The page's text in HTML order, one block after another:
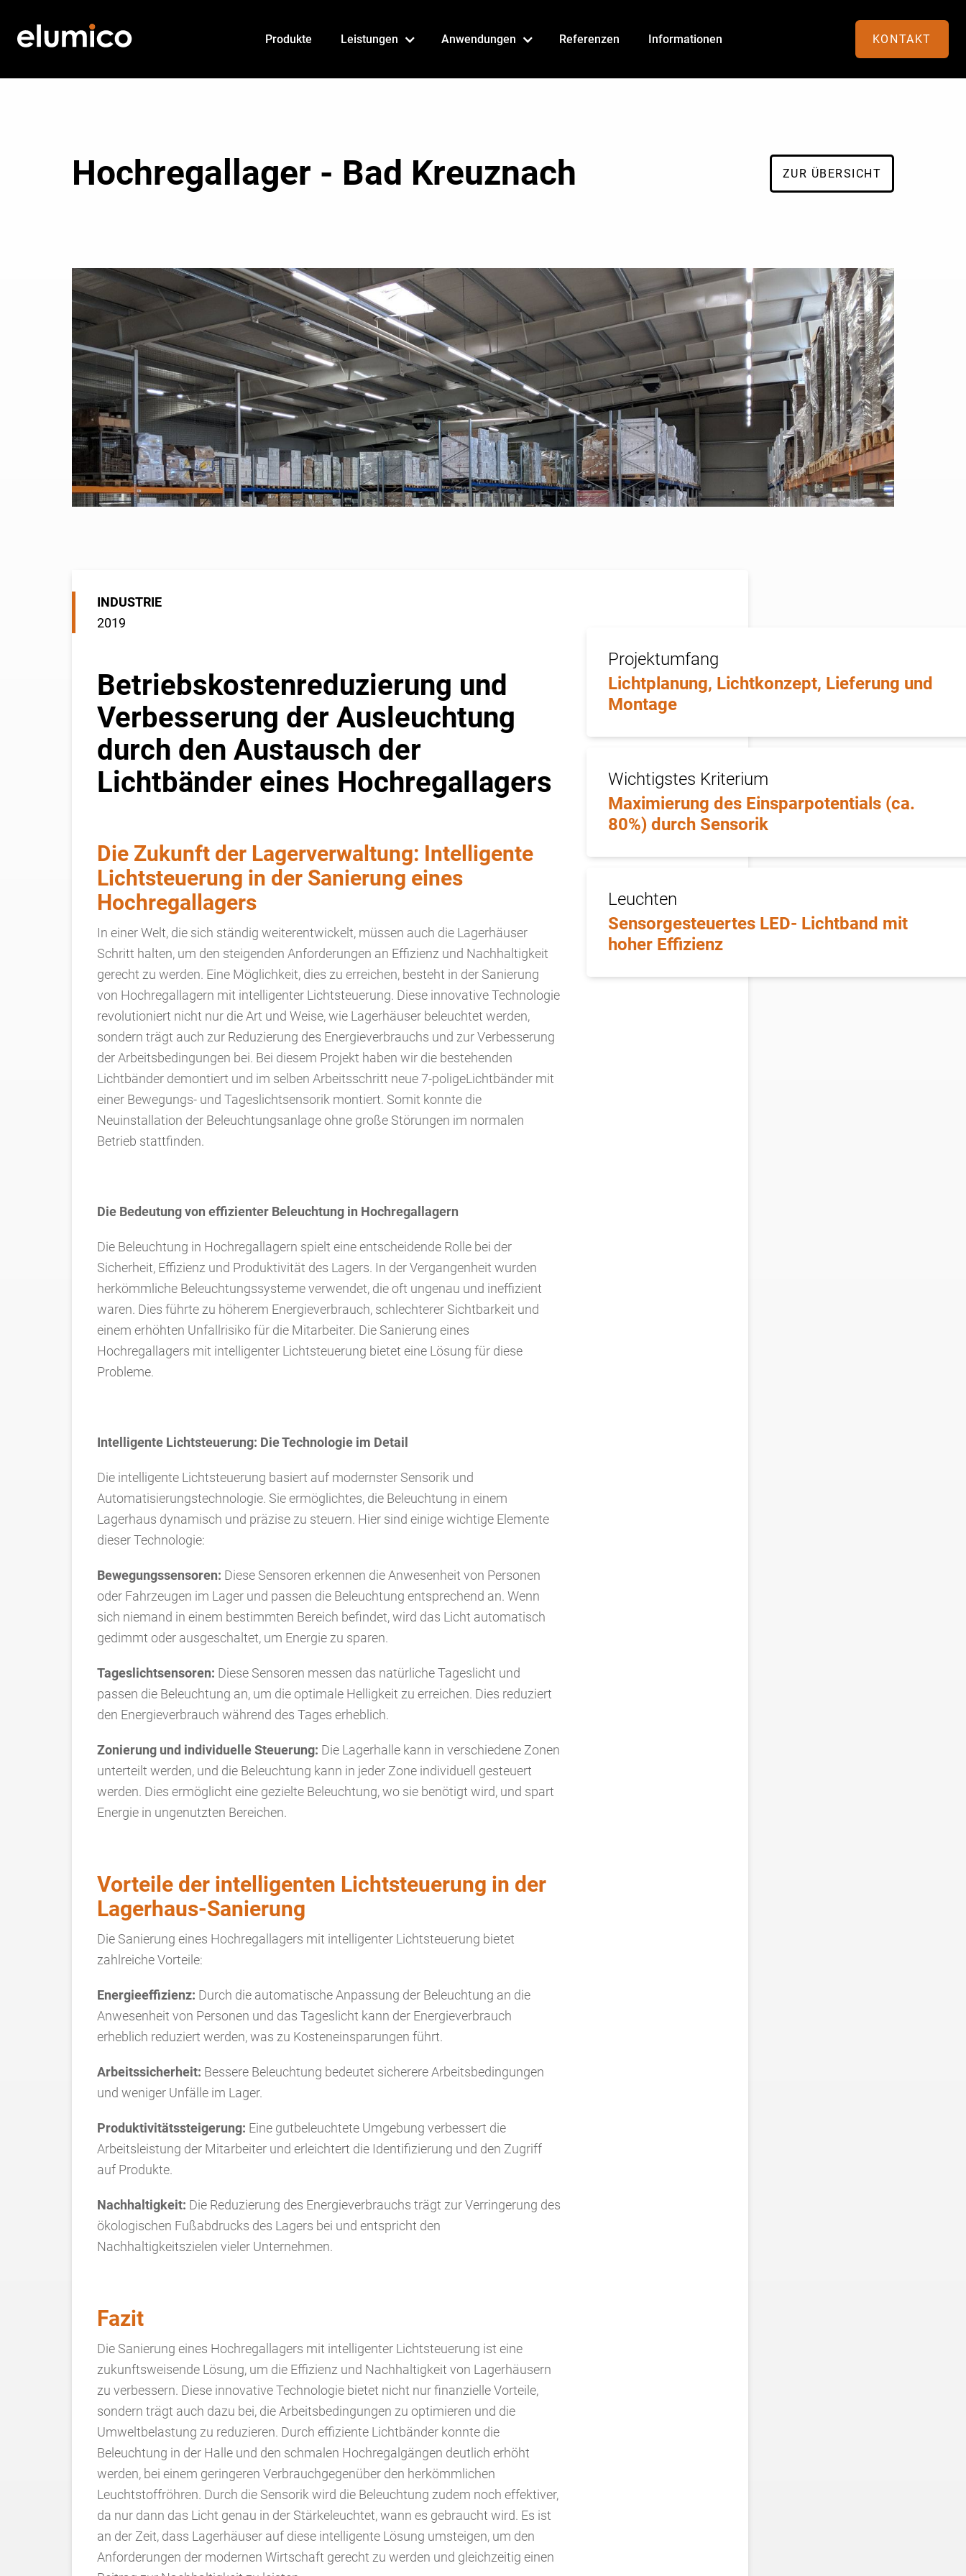
Produkte Leistungen Anwendungen Referenzen Informationen KONTAKT
ZUR ÜBERSICHT
Hochregallager - Bad Kreuznach
INDUSTRIE
2019
Betriebskostenreduzierung und
Verbesserung der Ausleuchtung
durch den Austausch der
Lichtbänder eines Hochregallagers
Die Zukunft der Lagerverwaltung: Intelligente
Lichtsteuerung in der Sanierung eines
Hochregallagers
In einer Welt, die sich ständig weiterentwickelt, müssen auch die Lagerhäuser
Schritt halten, um den steigenden Anforderungen an Effizienz und Nachhaltigkeit
gerecht zu werden. Eine Möglichkeit, dies zu erreichen, besteht in der Sanierung
von Hochregallagern mit intelligenter Lichtsteuerung. Diese innovative Technologie
revolutioniert nicht nur die Art und Weise, wie Lagerhäuser beleuchtet werden,
sondern trägt auch zur Reduzierung des Energieverbrauchs und zur Verbesserung
der Arbeitsbedingungen bei. Bei diesem Projekt haben wir die bestehenden
Lichtbänder demontiert und im selben Arbeitsschritt neue 7-poligeLichtbänder mit
einer Bewegungs- und Tageslichtsensorik montiert. Somit konnte die
Neuinstallation der Beleuchtungsanlage ohne große Störungen im normalen
Betrieb stattfinden.
Die Bedeutung von effizienter Beleuchtung in Hochregallagern
Die Beleuchtung in Hochregallagern spielt eine entscheidende Rolle bei der
Sicherheit, Effizienz und Produktivität des Lagers. In der Vergangenheit wurden
herkömmliche Beleuchtungssysteme verwendet, die oft ungenau und ineffizient
waren. Dies führte zu höherem Energieverbrauch, schlechterer Sichtbarkeit und
einem erhöhten Unfallrisiko für die Mitarbeiter. Die Sanierung eines
Hochregallagers mit intelligenter Lichtsteuerung bietet eine Lösung für diese
Probleme.
Intelligente Lichtsteuerung: Die Technologie im Detail
Die intelligente Lichtsteuerung basiert auf modernster Sensorik und
Automatisierungstechnologie. Sie ermöglichtes, die Beleuchtung in einem
Lagerhaus dynamisch und präzise zu steuern. Hier sind einige wichtige Elemente
dieser Technologie:
Bewegungssensoren: Diese Sensoren erkennen die Anwesenheit von Personen
oder Fahrzeugen im Lager und passen die Beleuchtung entsprechend an. Wenn
sich niemand in einem bestimmten Bereich befindet, wird das Licht automatisch
gedimmt oder ausgeschaltet, um Energie zu sparen.
Tageslichtsensoren: Diese Sensoren messen das natürliche Tageslicht und
passen die Beleuchtung an, um die optimale Helligkeit zu erreichen. Dies reduziert
den Energieverbrauch während des Tages erheblich.
Zonierung und individuelle Steuerung: Die Lagerhalle kann in verschiedene Zonen
unterteilt werden, und die Beleuchtung kann in jeder Zone individuell gesteuert
werden. Dies ermöglicht eine gezielte Beleuchtung, wo sie benötigt wird, und spart
Energie in ungenutzten Bereichen.
Vorteile der intelligenten Lichtsteuerung in der
Lagerhaus-Sanierung
Die Sanierung eines Hochregallagers mit intelligenter Lichtsteuerung bietet
zahlreiche Vorteile:
Energieeffizienz: Durch die automatische Anpassung der Beleuchtung an die
Anwesenheit von Personen und das Tageslicht kann der Energieverbrauch
erheblich reduziert werden, was zu Kosteneinsparungen führt.
Arbeitssicherheit: Bessere Beleuchtung bedeutet sicherere Arbeitsbedingungen
und weniger Unfälle im Lager.
Produktivitätssteigerung: Eine gutbeleuchtete Umgebung verbessert die
Arbeitsleistung der Mitarbeiter und erleichtert die Identifizierung und den Zugriff
auf Produkte.
Nachhaltigkeit: Die Reduzierung des Energieverbrauchs trägt zur Verringerung des
ökologischen Fußabdrucks des Lagers bei und entspricht den
Nachhaltigkeitszielen vieler Unternehmen.
Fazit
Die Sanierung eines Hochregallagers mit intelligenter Lichtsteuerung ist eine
zukunftsweisende Lösung, um die Effizienz und Nachhaltigkeit von Lagerhäusern
zu verbessern. Diese innovative Technologie bietet nicht nur finanzielle Vorteile,
sondern trägt auch dazu bei, die Arbeitsbedingungen zu optimieren und die
Umweltbelastung zu reduzieren. Durch effiziente Lichtbänder konnte die
Beleuchtung in der Halle und den schmalen Hochregalgängen deutlich erhöht
werden, bei einem geringeren Verbrauchgegenüber den herkömmlichen
Leuchtstoffröhren. Durch die Sensorik wird die Beleuchtung zudem noch effektiver,
da nur dann das Licht genau in der Stärkeleuchtet, wann es gebraucht wird. Es ist
an der Zeit, dass Lagerhäuser auf diese intelligente Lösung umsteigen, um den
Anforderungen der modernen Wirtschaft gerecht zu werden und gleichzeitig einen
Projektumfang
Lichtplanung, Lichtkonzept, Lieferung und
Montage
Wichtigstes Kriterium
Maximierung des Einsparpotentials (ca.
80%) durch Sensorik
Leuchten
Sensorgesteuertes LED- Lichtband mit
hoher Effizienz